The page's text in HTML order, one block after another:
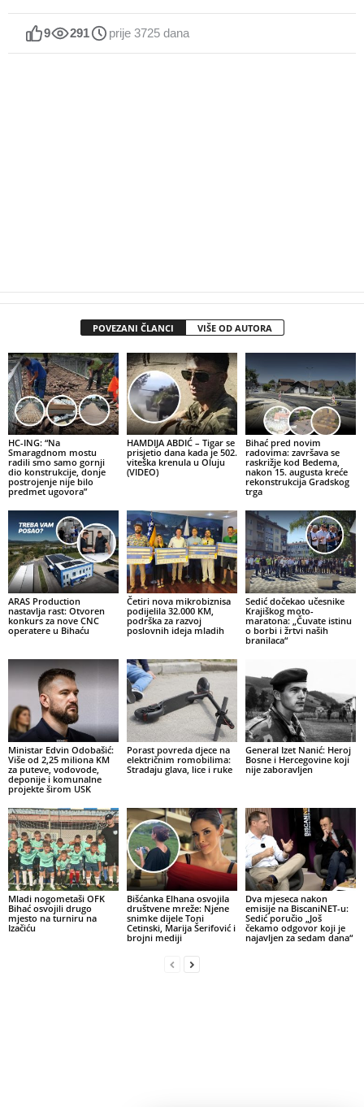
9 291 prije 3725 dana
POVEZANI ČLANCI VIŠE OD AUTORA
HC-ING: “Na
Smaragdnom mostu
radili smo samo gornji
dio konstrukcije, donje
postrojenje nije bilo
predmet ugovora”
HAMDIJA ABDIĆ – Tigar se
prisjetio dana kada je 502.
viteška krenula u Oluju
(VIDEO)
Bihać pred novim
radovima: završava se
raskrižje kod Bedema,
nakon 15. augusta kreće
rekonstrukcija Gradskog
trga
ARAS Production
nastavlja rast: Otvoren
konkurs za nove CNC
operatere u Bihaću
Četiri nova mikrobiznisa
podijelila 32.000 KM,
podrška za razvoj
poslovnih ideja mladih
Sedić dočekao učesnike
Krajiškog moto-
maratona: „Čuvate istinu
o borbi i žrtvi naših
branilaca“
Ministar Edvin Odobašić:
Više od 2,25 miliona KM
za puteve, vodovode,
deponije i komunalne
projekte širom USK
Porast povreda djece na
električnim romobilima:
Stradaju glava, lice i ruke
General Izet Nanić: Heroj
Bosne i Hercegovine koji
nije zaboravljen
Mladi nogometaši OFK
Bihać osvojili drugo
mjesto na turniru na
Izačiću
Bišćanka Elhana osvojila
društvene mreže: Njene
snimke dijele Toni
Cetinski, Marija Šerifović i
brojni mediji
Dva mjeseca nakon
emisije na BiscaniNET-u:
Sedić poručio „Još
čekamo odgovor koji je
najavljen za sedam dana“